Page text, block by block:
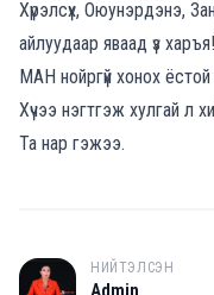
Хүрэлсүх, Оюунэрдэнэ,
айлуудаар яваад үз
МАН нойргүй хонох
Хүчээ нэгтгэж хулгай л
Та нар гэжээ.
A
НИЙТЭЛСЭН